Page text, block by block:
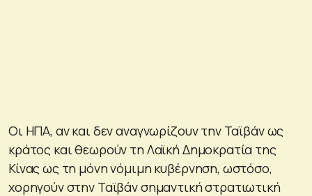
Οι ΗΠΑ, αν και δεν αναγνωρίζουν την Ταϊβάν ως
κράτος και θεωρούν τη Λαϊκή Δημοκρατία της
Κίνας ως τη μόνη νόμιμη κυβέρνηση, ωστόσο,
χορηγούν στην Ταϊβάν σημαντική στρατιωτική